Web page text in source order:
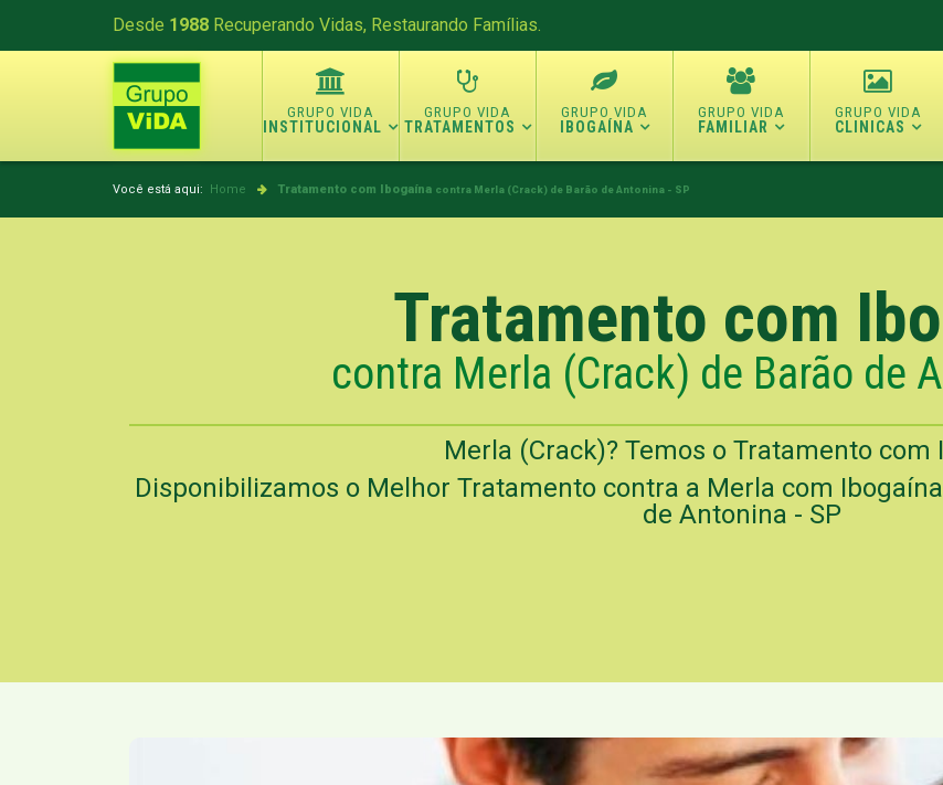
Desde 1988 Recuperando Vidas, Restaurando Famílias.
INSTITUCIONAL TRATAMENTOS IBOGAÍNA FAMILIAR CLINICAS
Você está aqui: Home Tratamento com Ibogaína contra Merla (Crack) de Barão de Antonina - SP
Tratamento com
contra Merla (Crack) de Barão de
Merla (Crack)? Temos o Tratamento com
Disponibilizamos o Melhor Tratamento contra a Merla com
de Antonina - SP